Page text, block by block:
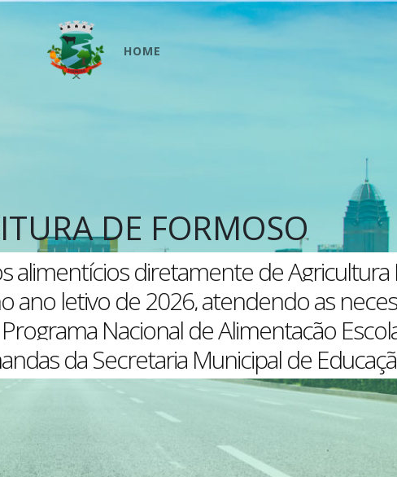
HOME
DE FORMOSO
alimentícios diretamente de Agricultura
ano letivo de 2026, atendendo as
Nacional de Alimentação
da Secretaria Municipal de